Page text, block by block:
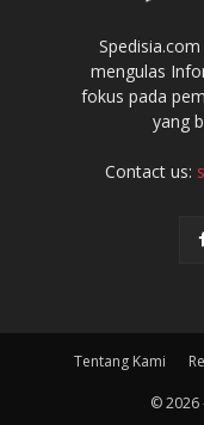
mengulas
fokus pada
yang
Contact us:
Tentang Kami
© 2026